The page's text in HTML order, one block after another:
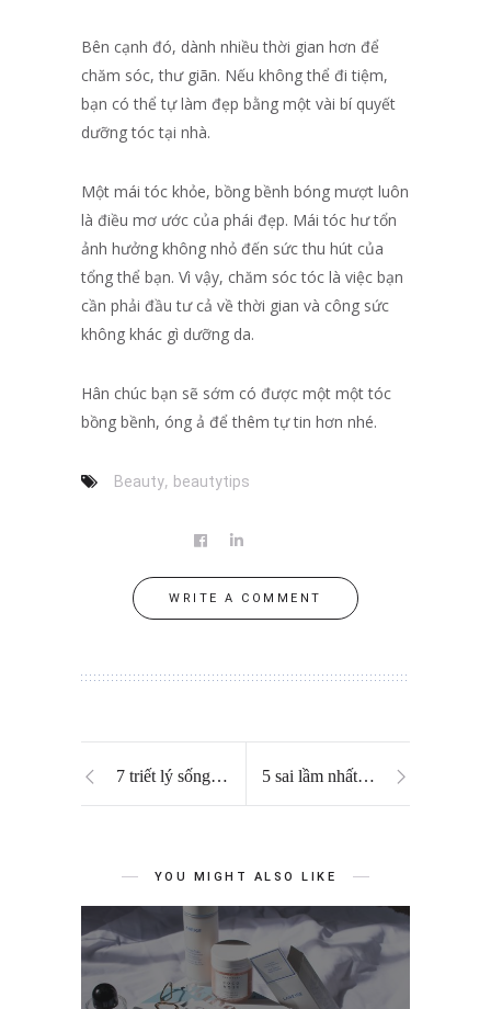
Bên cạnh đó, dành nhiều thời gian hơn để
chăm sóc, thư giãn. Nếu không thể đi tiệm,
bạn có thể tự làm đẹp bằng một vài bí quyết
dưỡng tóc tại nhà.
Một mái tóc khỏe, bồng bềnh bóng mượt luôn
là điều mơ ước của phái đẹp. Mái tóc hư tổn
ảnh hưởng không nhỏ đến sức thu hút của
tổng thể bạn. Vì vậy, chăm sóc tóc là việc bạn
cần phải đầu tư cả về thời gian và công sức
không khác gì dưỡng da.
Hân chúc bạn sẽ sớm có được một một tóc
bồng bềnh, óng ả để thêm tự tin hơn nhé.
Beauty, beautytips
WRITE A COMMENT
7 triết lý sống hạnh phúc của người Nhật 5 sai lầm nhất định da mụn cần tránh
YOU MIGHT ALSO LIKE